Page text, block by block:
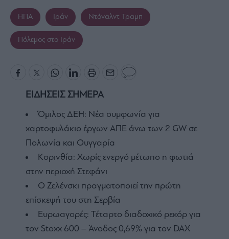
ΗΠΑ Ιράν Ντόναλντ Τραμπ
Πόλεμος στο Ιράν
ΕΙΔΗΣΕΙΣ ΣΗΜΕΡΑ
Όμιλος ΔΕΗ: Νέα συμφωνία για
χαρτοφυλάκιο έργων ΑΠΕ άνω των 2 GW σε
Πολωνία και Ουγγαρία
Κορινθία: Χωρίς ενεργό μέτωπο η φωτιά
στην περιοχή Στεφάνι
Ο Ζελένσκι πραγματοποιεί την πρώτη
επίσκεψή του στη Σερβία
Ευρωαγορές: Τέταρτο διαδοχικό ρεκόρ για
τον Stoxx 600 – Άνοδος 0,69% για τον DAX